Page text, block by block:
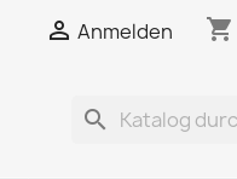
 Anmelden shopping_cart
search